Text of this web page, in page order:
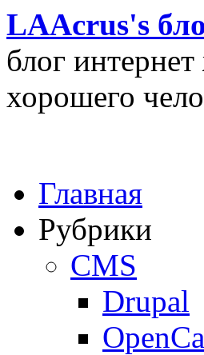
LAAcrus's
блог
хорошего
Главная
Рубрики
CMS
Drupal